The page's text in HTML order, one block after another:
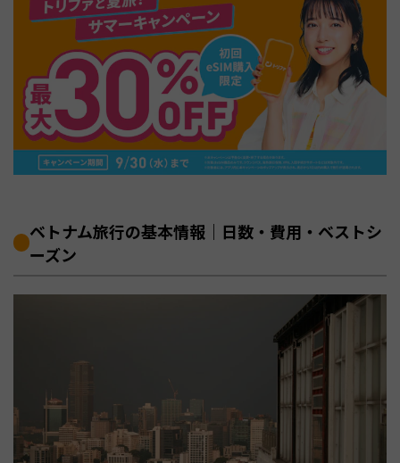
ベトナム旅行の基本情報｜日数・費用・ベストシ
ーズン